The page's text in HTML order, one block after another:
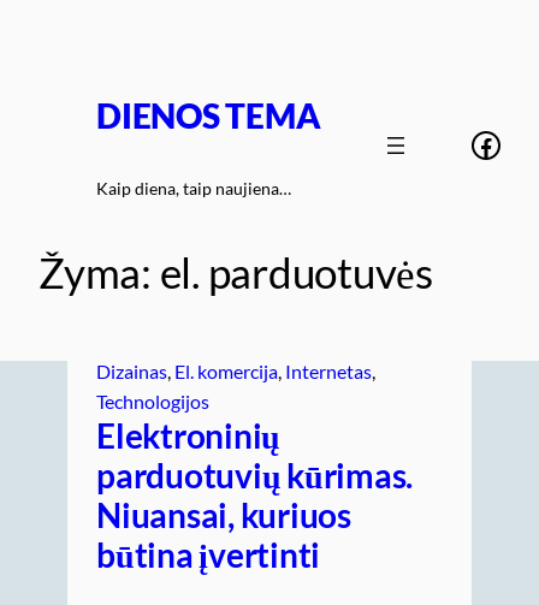
DIENOS TEMA
Kaip diena, taip naujiena…
Žyma: el. parduotuvės
Dizainas El. komercija Internetas
Technologijos
Elektroninių
parduotuvių kūrimas.
Niuansai, kuriuos
būtina įvertinti